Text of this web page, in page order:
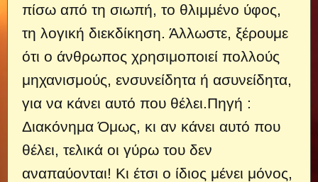
πίσω από τη σιωπή, το θλιμμένο ύφος,
τη λογική διεκδίκηση. Άλλωστε, ξέρουμε
ότι ο άνθρωπος χρησιμοποιεί πολλούς
μηχανισμούς, ενσυνείδητα ή ασυνείδητα,
για να κάνει αυτό που θέλει.Πηγή :
Διακόνημα Όμως, κι αν κάνει αυτό που
θέλει, τελικά οι γύρω του δεν
αναπαύονται! Κι έτσι ο ίδιος μένει μόνος,